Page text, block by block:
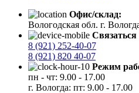
Офис/склад:
Вологодская обл. г.
8 (921) 252-40-07
8 (921) 820 40-07
Режим
пн - чт: 9.00 - 17.00
г. Вологда: пт: 9.00 - 17.00